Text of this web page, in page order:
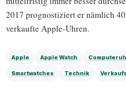
2017 prognostiziert er nämlich
verkaufte Apple-Uhren.
Apple Apple Watch
Smartwatches Technik